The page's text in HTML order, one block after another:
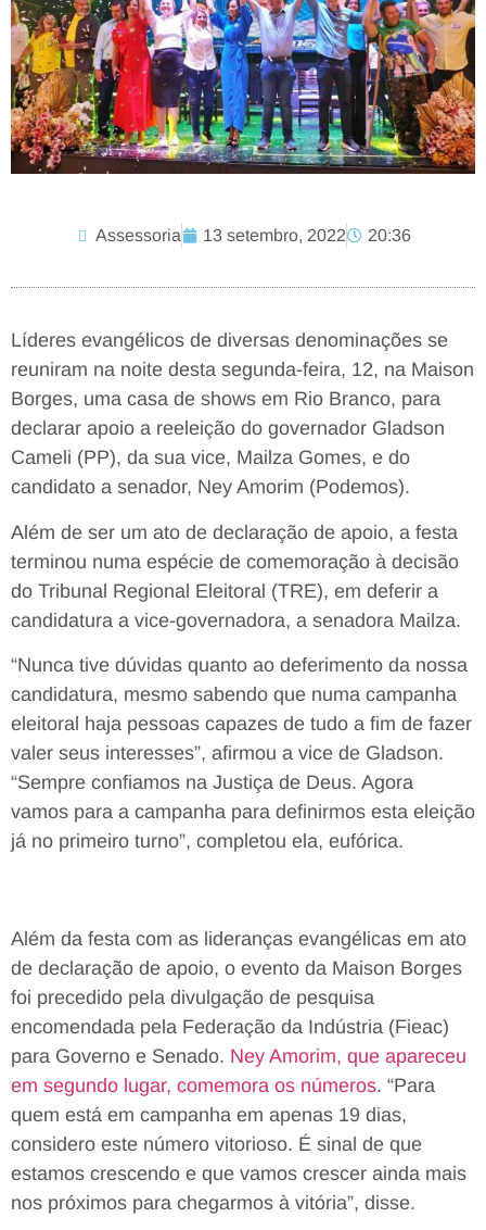
Assessoria 13 setembro, 2022 20:36
Líderes evangélicos de diversas denominações se
reuniram na noite desta segunda-feira, 12, na Maison
Borges, uma casa de shows em Rio Branco, para
declarar apoio a reeleição do governador Gladson
Cameli (PP), da sua vice, Mailza Gomes, e do
candidato a senador, Ney Amorim (Podemos).
Além de ser um ato de declaração de apoio, a festa
terminou numa espécie de comemoração à decisão
do Tribunal Regional Eleitoral (TRE), em deferir a
candidatura a vice-governadora, a senadora Mailza.
“Nunca tive dúvidas quanto ao deferimento da nossa
candidatura, mesmo sabendo que numa campanha
eleitoral haja pessoas capazes de tudo a fim de fazer
valer seus interesses”, afirmou a vice de Gladson.
“Sempre confiamos na Justiça de Deus. Agora
vamos para a campanha para definirmos esta eleição
já no primeiro turno”, completou ela, eufórica.
Além da festa com as lideranças evangélicas em ato
de declaração de apoio, o evento da Maison Borges
foi precedido pela divulgação de pesquisa
encomendada pela Federação da Indústria (Fieac)
para Governo e Senado. Ney Amorim, que apareceu
em segundo lugar, comemora os números. “Para
quem está em campanha em apenas 19 dias,
considero este número vitorioso. É sinal de que
estamos crescendo e que vamos crescer ainda mais
nos próximos para chegarmos à vitória”, disse.